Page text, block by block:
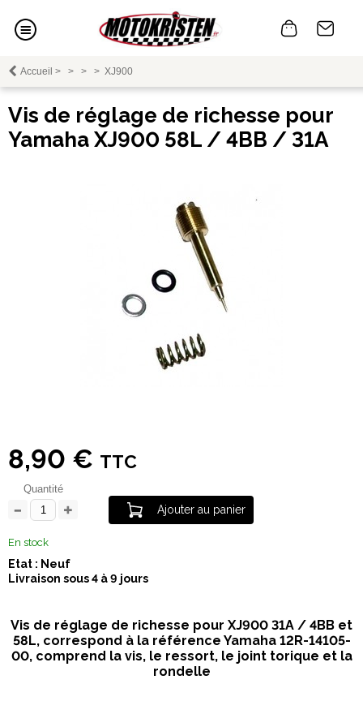
Accueil > > > > XJ900
Vis de réglage de richesse pour
Yamaha XJ900 58L / 4BB / 31A
8,90 € TTC
Quantité
Ajouter au panier
En stock
Etat : Neuf
Livraison sous 4 à 9 jours
Vis de réglage de richesse pour XJ900 31A / 4BB et
58L, correspond à la référence Yamaha 12R-14105-
00, comprend la vis, le ressort, le joint torique et la
rondelle